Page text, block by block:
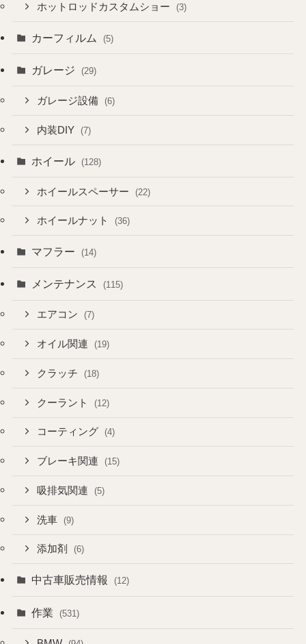
ホットロッドカスタムショー (3)
カーフィルム (5)
ガレージ (29)
ガレージ設備 (6)
内装DIY (7)
ホイール (128)
ホイールスペーサー (22)
ホイールナット (36)
マフラー (14)
メンテナンス (115)
エアコン (7)
オイル関連 (19)
クラッチ (18)
クーラント (12)
コーティング (4)
ブレーキ関連 (15)
吸排気関連 (5)
洗車 (9)
添加剤 (6)
中古車販売情報 (12)
作業 (531)